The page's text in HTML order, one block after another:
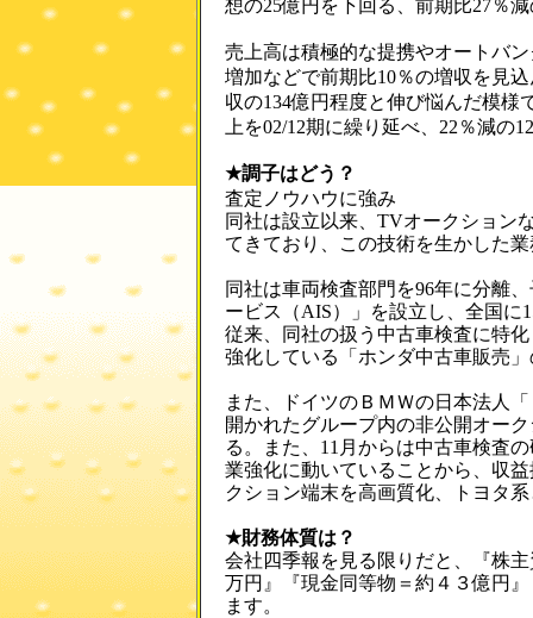
想の25億円を下回る、前期比27％
売上高は積極的な提携やオートバ
増加などで前期比10％の増収を見
収の134億円程度と伸び悩んだ模様
上を02/12期に繰り延べ、22％減の
★調子はどう？
査定ノウハウに強み
同社は設立以来、TVオークション
てきており、この技術を生かした
同社は車両検査部門を96年に分離
ービス（AIS）」を設立し、全国に
従来、同社の扱う中古車検査に特
強化している「ホンダ中古車販売
また、ドイツのＢＭＷの日本法人
開かれたグループ内の非公開オー
る。また、11月からは中古車検査
業強化に動いていることから、収
クション端末を高画質化、トヨタ
★財務体質は？
会社四季報を見る限りだと、『株
万円』『現金同等物＝約４３億円
ます。